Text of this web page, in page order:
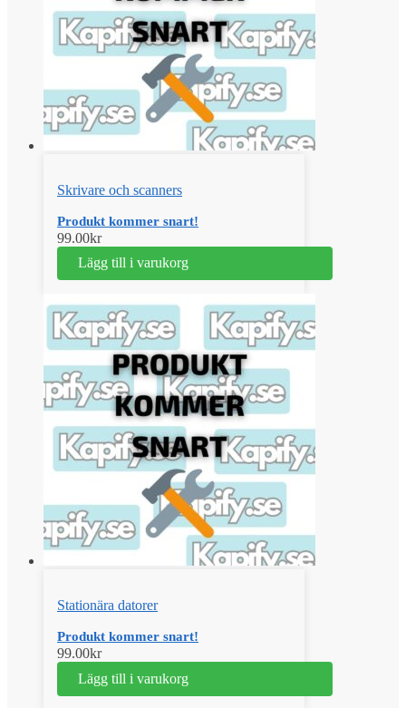
Skrivare och scanners
Produkt kommer snart!
99.00kr
Lägg till i varukorg
Stationära datorer
Produkt kommer snart!
99.00kr
Lägg till i varukorg